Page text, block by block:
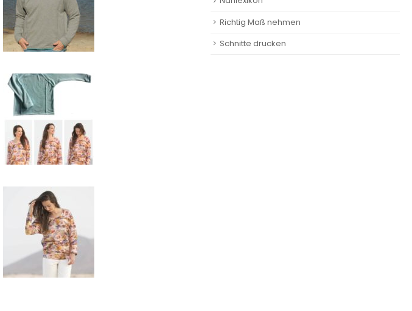
Richtig Maß nehmen
Schnitte drucken